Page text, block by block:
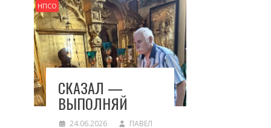
НПСО
СКАЗАЛ —
ВЫПОЛНЯЙ
24.06.2026
ПАВЕЛ